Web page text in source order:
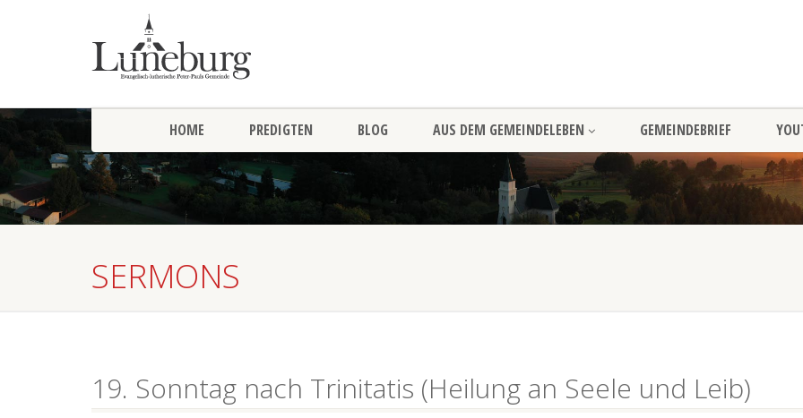
HOME PREDIGTEN BLOG AUS DEM GEMEINDELEBEN GEMEINDEBRIEF
SERMONS
19. Sonntag nach Trinitatis (Heilung an Seele und Leib)